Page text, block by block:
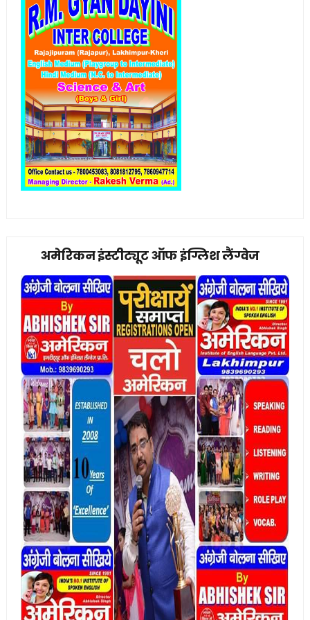
अमेरिकन इंस्टीट्यूट ऑफ इंग्लिश लैंग्वेज